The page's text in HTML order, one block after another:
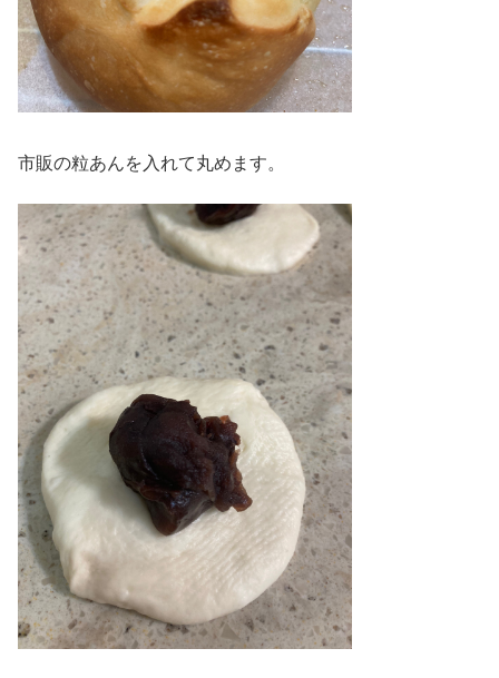
市販の粒あんを入れて丸めます。